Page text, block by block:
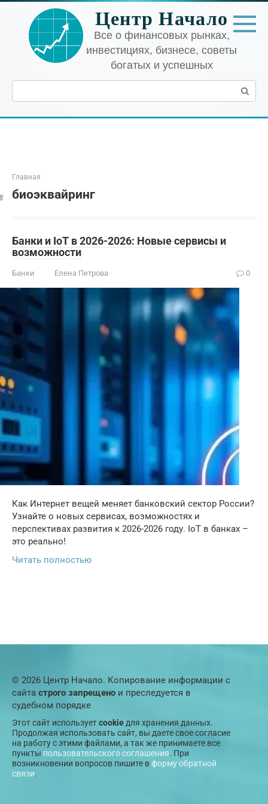
Перейти
контенту
Центр Начало
Все о финансовых рынках,
инвестициях, бизнесе, советы
богатых и успешных
Поиск:
Главная
биоэквайринг
Банки и IoT в 2026-2026: Новые сервисы и
возможности
Банки Елена Петрова 0
Как Интернет вещей меняет банковский сектор России?
Узнайте о новых сервисах, возможностях и
перспективах развития к 2026-2026 году. IoT в банках –
это реально!
Читать полностью
© 2026 Центр Начало. Копирование информации с
сайта строго запрещено и преследуется в
судебном порядке
Этот сайт используетcookie для хранения данных.
Продолжая использовать сайт, вы даете свое согласие
на работу с этими файлами, а так же принимаете все
пункты пользовательского соглашения. При
возникновении вопросов пишите вформу обратной
связи.